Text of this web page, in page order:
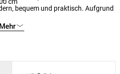
bequem und praktisch. Aufgrund
zu waschen.
Mehr